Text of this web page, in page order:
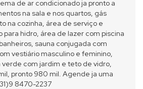
de ar condicionado ja pronto a
na sala e nos quartos, gás
na cozinha, área de serviço e
para hidro, área de lazer com piscina
sauna conjugada com
vestiário masculino e feminino,
verde com jardim e teto de vidro,
pronto 980 mil. Agende ja uma
8470-2237